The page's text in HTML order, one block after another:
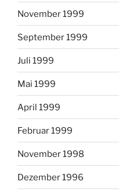
November 1999
September 1999
Juli 1999
Mai 1999
April 1999
Februar 1999
November 1998
Dezember 1996